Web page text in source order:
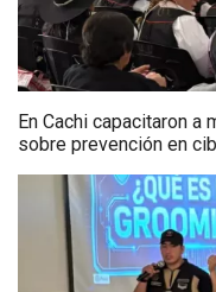
En Cachi capacitaron
sobre prevención en